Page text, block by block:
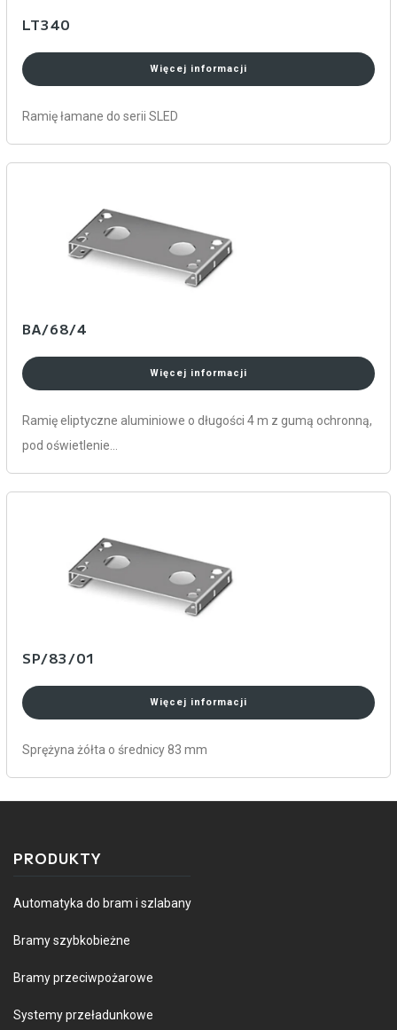
LT340
Więcej informacji
Ramię łamane do serii SLED
BA/68/4
Więcej informacji
Ramię eliptyczne aluminiowe o długości 4 m z gumą ochronną,
pod oświetlenie…
SP/83/01
Więcej informacji
Sprężyna żółta o średnicy 83 mm
PRODUKTY
Automatyka do bram i szlabany
Bramy szybkobieżne
Bramy przeciwpożarowe
Systemy przeładunkowe